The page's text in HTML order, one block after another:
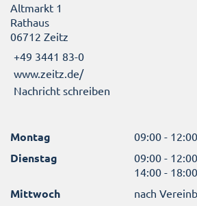
Altmarkt 1
Rathaus
06712 Zeitz
+49 3441 83-0
www.zeitz.de/
Nachricht schreiben
Montag 09:00 -
Dienstag
09:00 -
14:00 -
Mittwoch nach